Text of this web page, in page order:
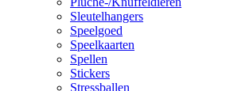
Sleutelhangers
Speelgoed
Speelkaarten
Spellen
Stickers
Stressballen